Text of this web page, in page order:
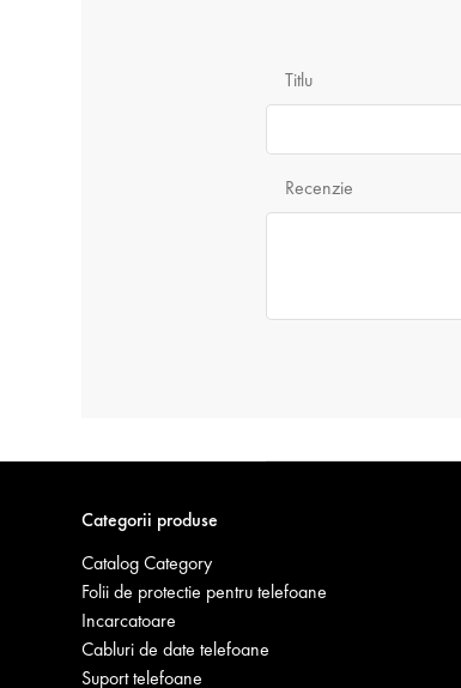
Titlu
Recenzie
Categorii produse
Catalog Category
Folii de protectie pentru telefoane
Incarcatoare
Cabluri de date telefoane
Suport telefoane